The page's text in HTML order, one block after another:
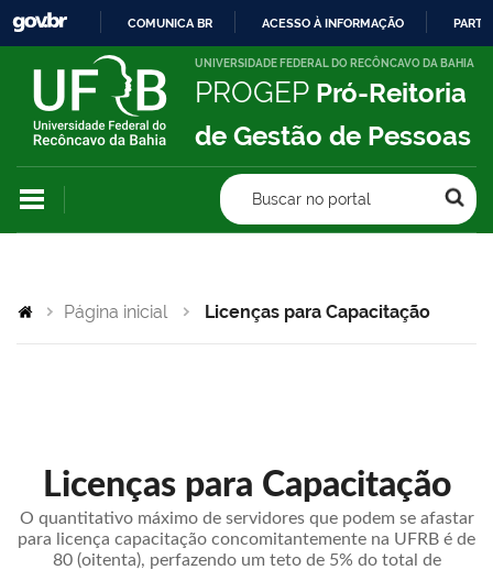
IR
PARA
CONTEÚDO
COMUNICA BR ACESSO À INFORMAÇÃO
UNIVERSIDADE FEDERAL DO RECÔNCAVO DA BAHIA
PROGEP Pró-Reitoria
de Gestão de Pessoas
Buscar no portal
Página inicial Licenças para Capacitação
Licenças para Capacitação
O quantitativo máximo de servidores que podem se afastar
para licença capacitação concomitantemente na UFRB é de
80 (oitenta), perfazendo um teto de 5% do total de